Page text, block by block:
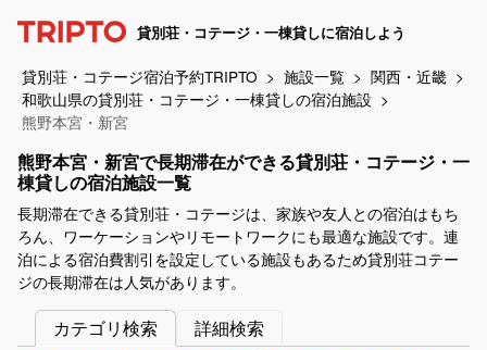
貸別荘・コテージ・一棟貸しに宿泊しよう
貸別荘・コテージ宿泊予約TRIPTO 施設一覧
関西・近畿
和歌山県の貸別荘・コテージ・一棟貸しの宿泊施設
熊野本宮・新宮
熊野本宮・新宮で長期滞在ができる貸別荘・コテージ・一
棟貸しの宿泊施設一覧
長期滞在できる貸別荘・コテージは、家族や友人との宿泊はもち
ろん、ワーケーションやリモートワークにも最適な施設です。連
泊による宿泊費割引を設定している施設もあるため貸別荘コテー
ジの長期滞在は人気があります。
カテゴリ検索
詳細検索